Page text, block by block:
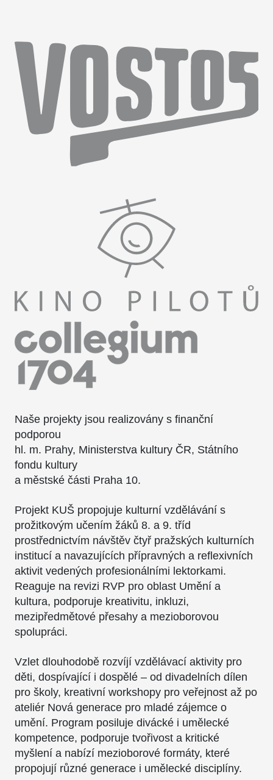
Naše projekty jsou realizovány s finanční
podporou
hl. m. Prahy, Ministerstva kultury ČR, Státního
fondu kultury
a městské části Praha 10.
Projekt KUŠ propojuje kulturní vzdělávání s
prožitkovým učením žáků 8. a 9. tříd
prostřednictvím návštěv čtyř pražských kulturních
institucí a navazujících přípravných a reflexivních
aktivit vedených profesionálními lektorkami.
Reaguje na revizi RVP pro oblast Umění a
kultura, podporuje kreativitu, inkluzi,
mezipředmětové přesahy a mezioborovou
spolupráci.
Vzlet dlouhodobě rozvíjí vzdělávací aktivity pro
děti, dospívající i dospělé – od divadelních dílen
pro školy, kreativní workshopy pro veřejnost až po
ateliér Nová generace pro mladé zájemce o
umění. Program posiluje divácké i umělecké
kompetence, podporuje tvořivost a kritické
myšlení a nabízí mezioborové formáty, které
propojují různé generace i umělecké disciplíny.